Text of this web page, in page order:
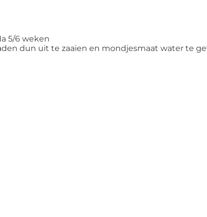
5/6 weken
dun uit te zaaien en mondjesmaat water te